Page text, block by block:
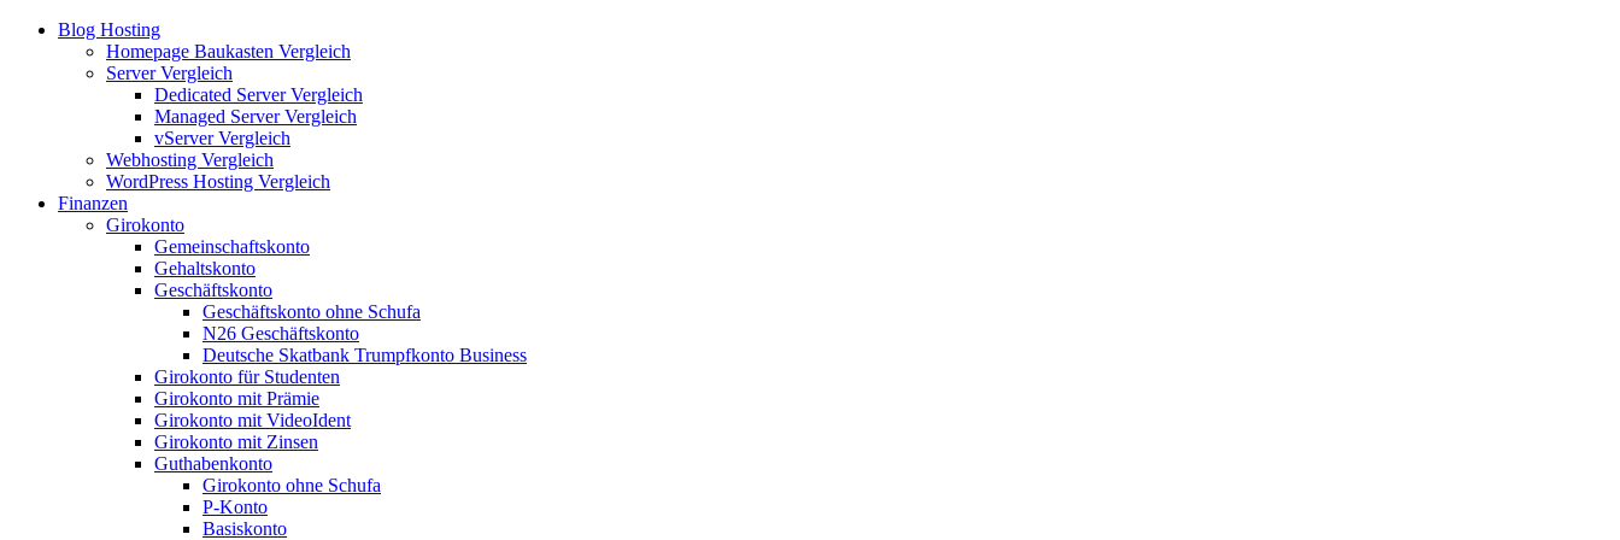
Blog Hosting
Homepage Baukasten Vergleich
Server Vergleich
Dedicated Server Vergleich
Managed Server Vergleich
vServer Vergleich
Webhosting Vergleich
WordPress Hosting Vergleich
Finanzen
Girokonto
Gemeinschaftskonto
Gehaltskonto
Geschäftskonto
Geschäftskonto ohne Schufa
N26 Geschäftskonto
Deutsche Skatbank Trumpfkonto Business
Girokonto für Studenten
Girokonto mit Prämie
Girokonto mit VideoIdent
Girokonto mit Zinsen
Guthabenkonto
Girokonto ohne Schufa
P-Konto
Basiskonto